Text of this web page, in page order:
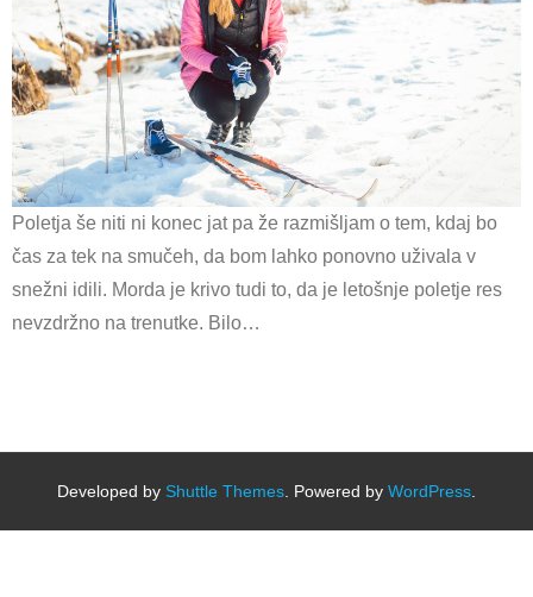
Poletja še niti ni konec jat pa že razmišljam o tem, kdaj bo
čas za tek na smučeh, da bom lahko ponovno uživala v
snežni idili. Morda je krivo tudi to, da je letošnje poletje res
nevzdržno na trenutke. Bilo…
Developed by Shuttle Themes . Powered by WordPress